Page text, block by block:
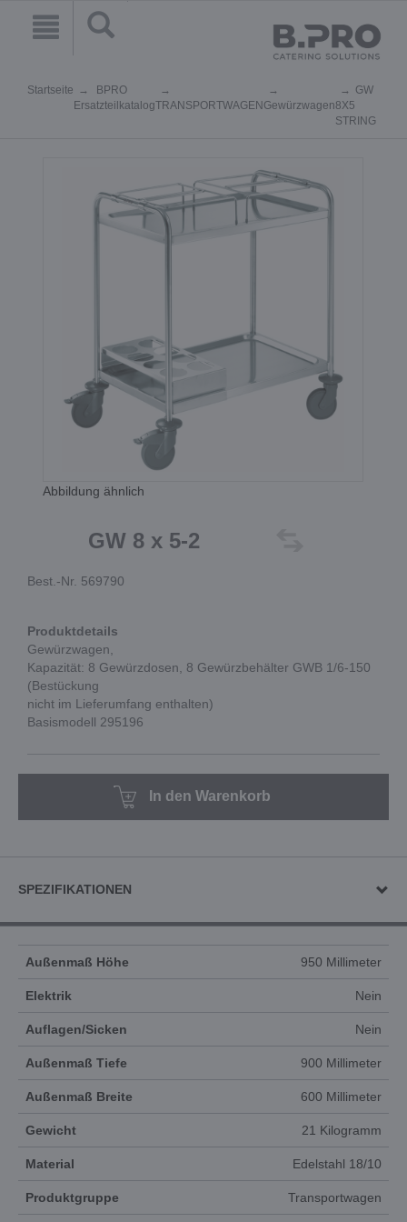
Startseite
BPRO
ErsatzteilkatalogTRANSPORTWAGEN Gewürzwagen
GW
8X5
STRING
Abbildung ähnlich
GW 8 x 5-2
Best.-Nr. 569790
Produktdetails
Gewürzwagen,
Kapazität: 8 Gewürzdosen, 8 Gewürzbehälter GWB 1/6-150
(Bestückung
nicht im Lieferumfang enthalten)
Basismodell 295196
In den Warenkorb
SPEZIFIKATIONEN
Außenmaß Höhe 950 Millimeter
Elektrik Nein
Auflagen/Sicken Nein
Außenmaß Tiefe 900 Millimeter
Außenmaß Breite 600 Millimeter
Gewicht 21 Kilogramm
Material Edelstahl 18/10
Produktgruppe Transportwagen